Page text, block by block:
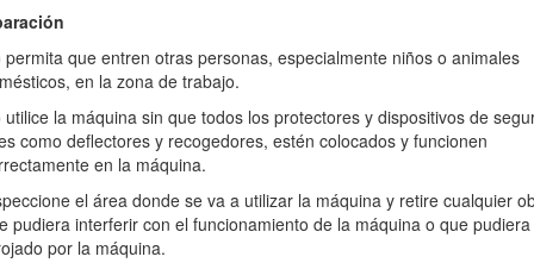
permita que entren otras personas, especialmente niños o animales
en la zona de trabajo.
utilice la máquina sin que todos los protectores y dispositivos de
como deflectores y recogedores, estén colocados y funcionen
en la máquina.
el área donde se va a utilizar la máquina y retire cualquier
pudiera interferir con el funcionamiento de la máquina o que
por la máquina.
Figura 1
de serie
mensajes de seguridad identificados por el símbolo de alerta
no sigue las precauciones recomendadas.